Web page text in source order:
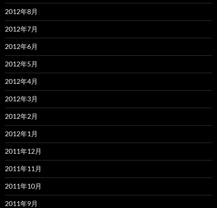
2012年8月
2012年7月
2012年6月
2012年5月
2012年4月
2012年3月
2012年2月
2012年1月
2011年12月
2011年11月
2011年10月
2011年9月